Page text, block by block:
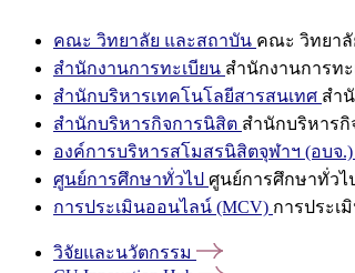
คณะ วิทยาลัย และสถาบัน คณะ วิทยา
สำนักงานการทะเบียน สำนักงานการทะ
สำนักบริหารเทคโนโลยีสารสนเทศ สำ
สำนักบริหารกิจการนิสิต สำนักบริหาร
องค์การบริหารสโมสรนิสิตจุฬาฯ (อบจ.)
ศูนย์การศึกษาทั่วไป ศูนย์การศึกษาทั่วไ
การประเมินออนไลน์ (MCV) การประเ
วิจัยและนวัตกรรม